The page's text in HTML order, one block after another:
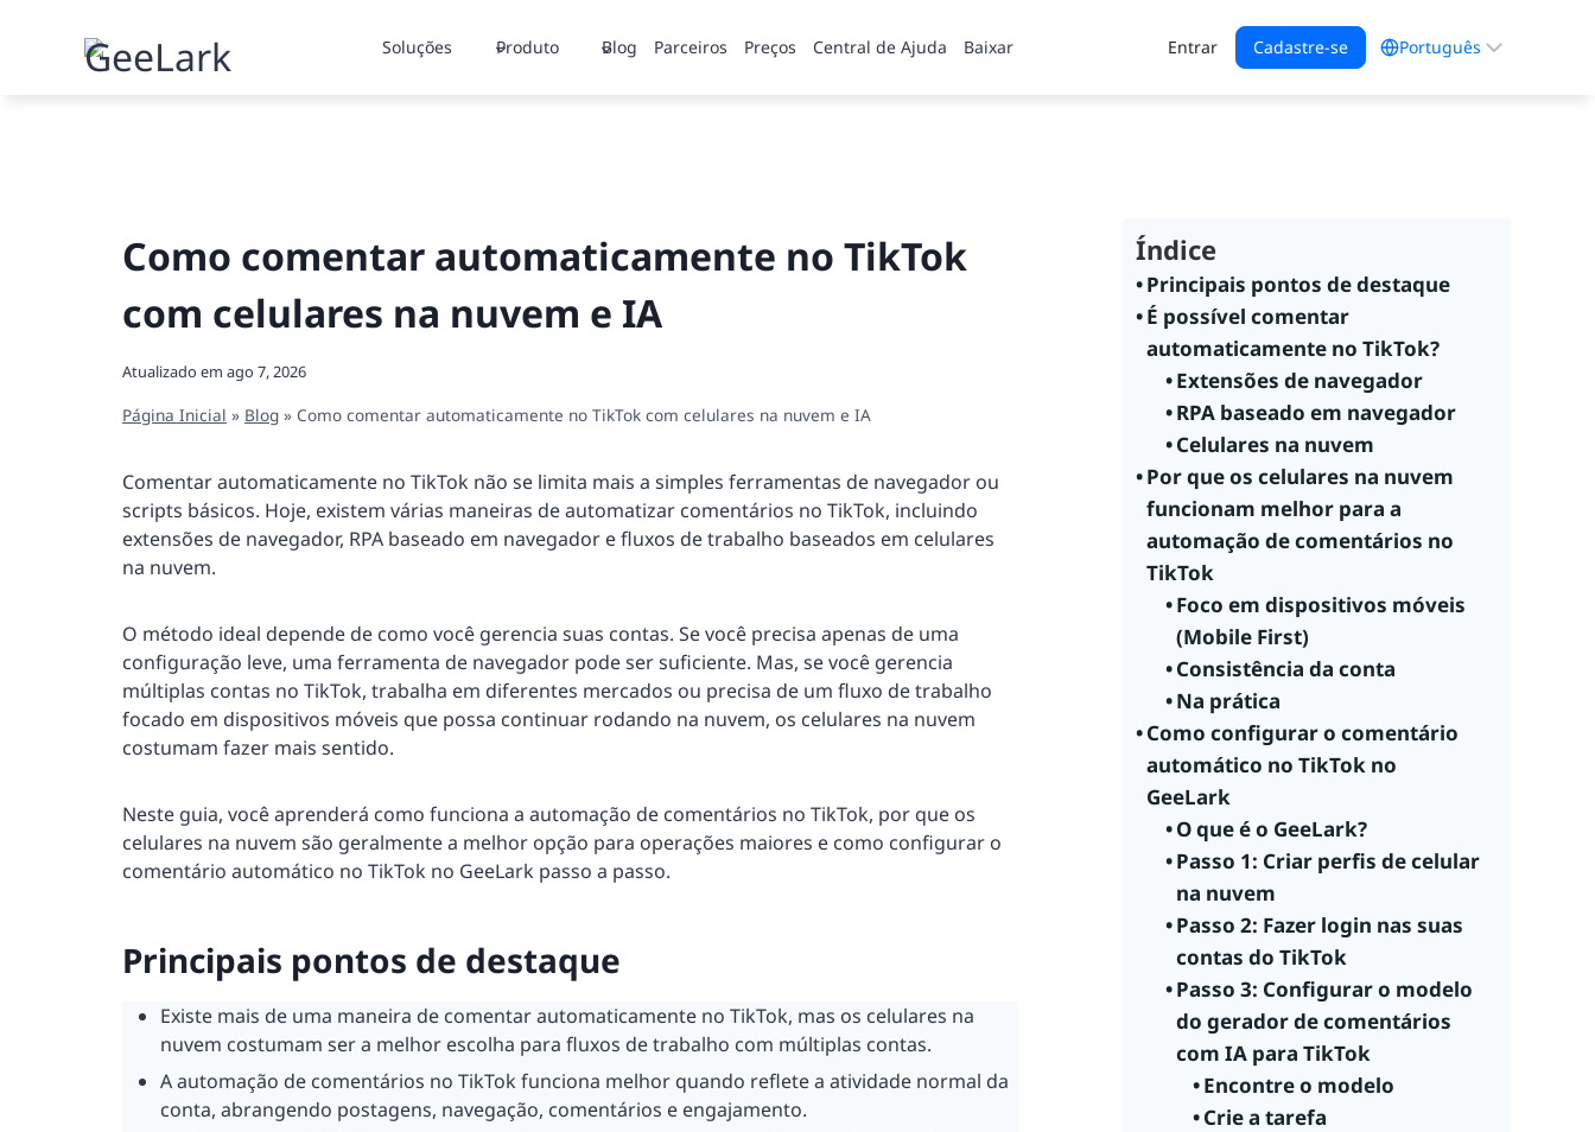
Soluções Produto Blog Parceiros Preços Central de Ajuda Baixar Entrar Cadastre-se Escolha
um
Como comentar automaticamente no TikTok
com celulares na nuvem e IA
Atualizado em ago 7, 2026
Página Inicial » Blog » Como comentar automaticamente no TikTok com celulares na nuvem e IA
Comentar automaticamente no TikTok não se limita mais a simples ferramentas de navegador ou
scripts básicos. Hoje, existem várias maneiras de automatizar comentários no TikTok, incluindo
extensões de navegador, RPA baseado em navegador e fluxos de trabalho baseados em celulares
na nuvem.
O método ideal depende de como você gerencia suas contas. Se você precisa apenas de uma
configuração leve, uma ferramenta de navegador pode ser suficiente. Mas, se você gerencia
múltiplas contas no TikTok, trabalha em diferentes mercados ou precisa de um fluxo de trabalho
focado em dispositivos móveis que possa continuar rodando na nuvem, os celulares na nuvem
costumam fazer mais sentido.
Neste guia, você aprenderá como funciona a automação de comentários no TikTok, por que os
celulares na nuvem são geralmente a melhor opção para operações maiores e como configurar o
comentário automático no TikTok no GeeLark passo a passo.
Principais pontos de destaque
Existe mais de uma maneira de comentar automaticamente no TikTok, mas os celulares na
nuvem costumam ser a melhor escolha para fluxos de trabalho com múltiplas contas.
A automação de comentários no TikTok funciona melhor quando reflete a atividade normal da
conta, abrangendo postagens, navegação, comentários e engajamento.
Índice
Principais pontos de destaque
É possível comentar
automaticamente no TikTok?
Extensões de navegador
RPA baseado em navegador
Celulares na nuvem
Por que os celulares na nuvem
funcionam melhor para a
automação de comentários no
TikTok
Foco em dispositivos móveis
(Mobile First)
Consistência da conta
Na prática
Como configurar o comentário
automático no TikTok no
GeeLark
O que é o GeeLark?
Passo 1: Criar perfis de celular
na nuvem
Passo 2: Fazer login nas suas
contas do TikTok
Passo 3: Configurar o modelo
do gerador de comentários
com IA para TikTok
Encontre o modelo
Crie a tarefa